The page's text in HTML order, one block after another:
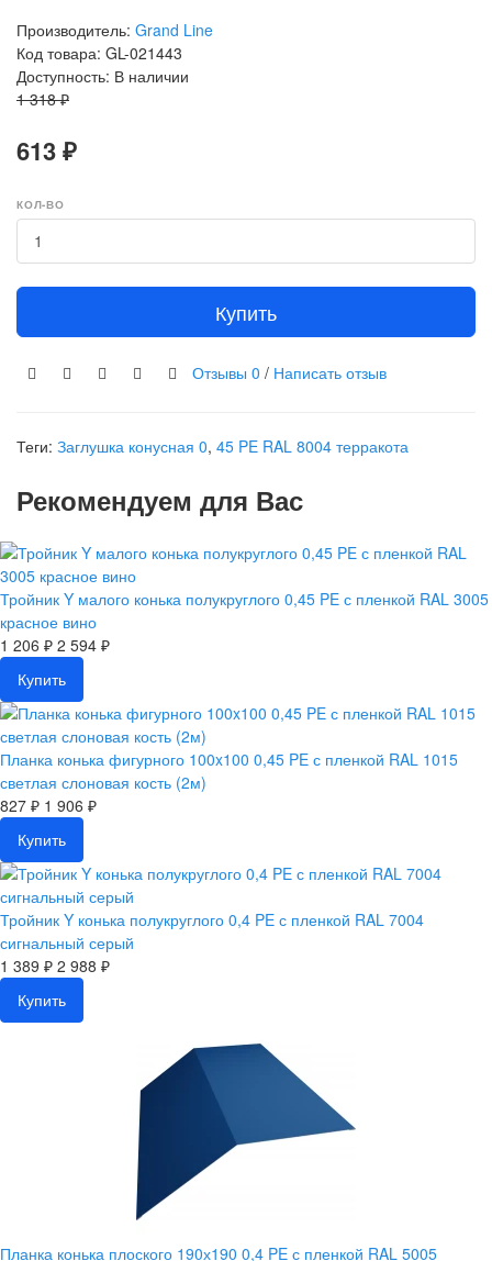
Производитель: Grand Line
Код товара: GL-021443
Доступность: В наличии
1 318 ₽
613 ₽
КОЛ-ВО
Купить
Отзывы 0 / Написать отзыв
Теги: Заглушка конусная 0, 45 PE RAL 8004 терракота
Рекомендуем для Вас
Тройник Y малого конька полукруглого 0,45 PE с пленкой RAL 3005
красное вино
1 206 ₽ 2 594 ₽
Купить
Планка конька фигурного 100x100 0,45 PE с пленкой RAL 1015
светлая слоновая кость (2м)
827 ₽ 1 906 ₽
Купить
Тройник Y конька полукруглого 0,4 PE с пленкой RAL 7004
сигнальный серый
1 389 ₽ 2 988 ₽
Купить
Планка конька плоского 190х190 0,4 PE с пленкой RAL 5005